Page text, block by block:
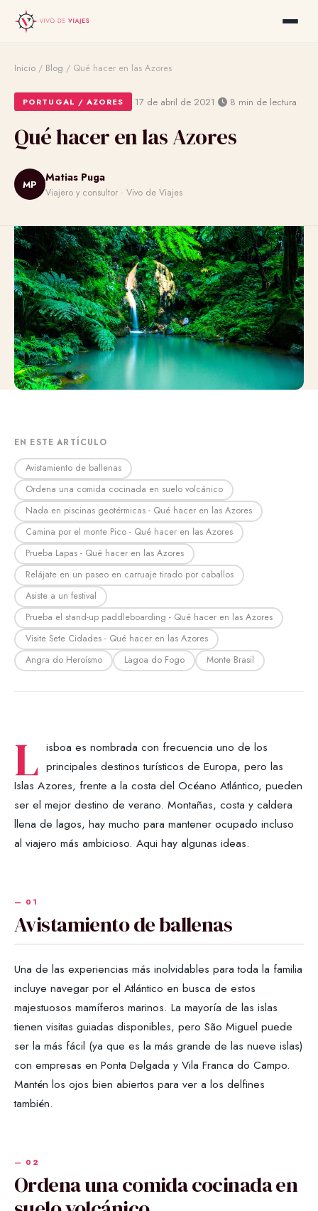
Inicio / Blog / Qué hacer en las Azores
PORTUGAL / AZORES 17 de abril de 2021 · 8 min de lectura
Qué hacer en las Azores
MP
Matias Puga
Viajero y consultor · Vivo de Viajes
EN ESTE ARTÍCULO
Avistamiento de ballenas
Ordena una comida cocinada en suelo volcánico
Nada en piscinas geotérmicas - Qué hacer en las Azores
Camina por el monte Pico - Qué hacer en las Azores
Prueba Lapas - Qué hacer en las Azores
Relájate en un paseo en carruaje tirado por caballos
Asiste a un festival
Prueba el stand-up paddleboarding - Qué hacer en las Azores
Visite Sete Cidades - Qué hacer en las Azores
Angra do Heroísmo
Lagoa do Fogo Monte Brasil
L isboa es nombrada con frecuencia uno de los
principales destinos turísticos de Europa, pero las
Islas Azores, frente a la costa del Océano Atlántico, pueden
ser el mejor destino de verano. Montañas, costa y caldera
llena de lagos, hay mucho para mantener ocupado incluso
al viajero más ambicioso. Aqui hay algunas ideas.
Avistamiento de ballenas
Una de las experiencias más inolvidables para toda la familia
incluye navegar por el Atlántico en busca de estos
majestuosos mamíferos marinos. La mayoría de las islas
tienen visitas guiadas disponibles, pero São Miguel puede
ser la más fácil (ya que es la más grande de las nueve islas)
con empresas en Ponta Delgada y Vila Franca do Campo.
Mantén los ojos bien abiertos para ver a los delfines
también.
Ordena una comida cocinada en